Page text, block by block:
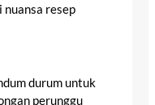
nuansa resep
durum untuk
perunggu